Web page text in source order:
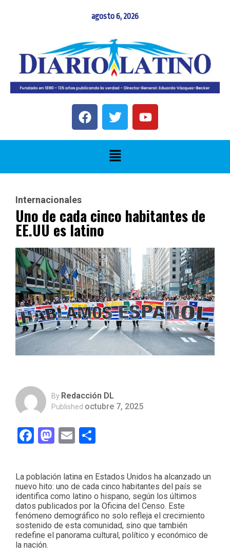
agosto 6, 2026
Internacionales
Uno de cada cinco habitantes de
EE.UU es latino
By Redacción DL
Published octubre 7, 2025
Facebook
Mastodon
Email
La población latina en Estados Unidos ha alcanzado un
nuevo hito: uno de cada cinco habitantes del país se
identifica como latino o hispano, según los últimos
datos publicados por la Oficina del Censo. Este
fenómeno demográfico no solo refleja el crecimiento
sostenido de esta comunidad, sino que también
redefine el panorama cultural, político y económico de
la nación.